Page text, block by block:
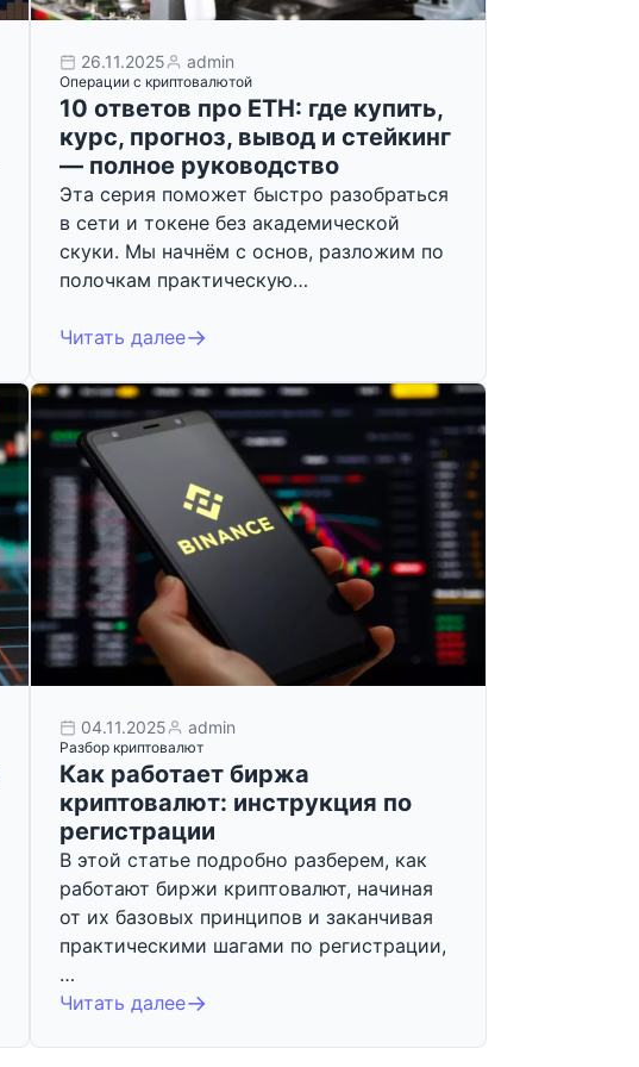
26.11.2025 admin
Операции с криптовалютой
10 ответов про ETH: где купить,
курс, прогноз, вывод и стейкинг
— полное руководство
Эта серия поможет быстро разобраться
в сети и токене без академической
скуки. Мы начнём с основ, разложим по
полочкам практическую…
Читать далее
04.11.2025 admin
Разбор криптовалют
Как работает биржа
криптовалют: инструкция по
регистрации
В этой статье подробно разберем, как
работают биржи криптовалют, начиная
от их базовых принципов и заканчивая
практическими шагами по регистрации,
…
Читать далее